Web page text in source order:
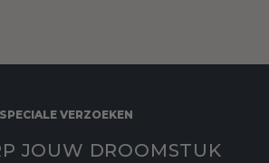
SPECIALE VERZOEKEN
JOUW DROOMSTUK